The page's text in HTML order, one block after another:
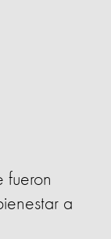
fueron
a